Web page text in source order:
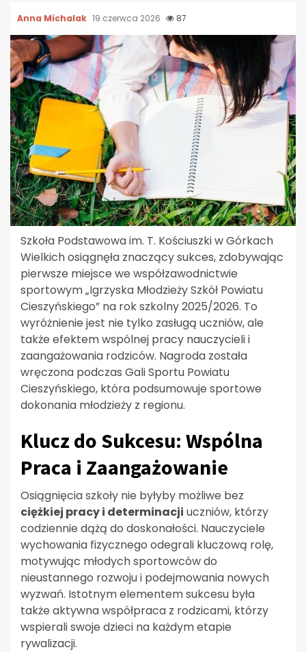
Anna Michalak 19 czerwca 2026 87
Szkoła Podstawowa im. T. Kościuszki w Górkach
Wielkich osiągnęła znaczący sukces, zdobywając
pierwsze miejsce we współzawodnictwie
sportowym „Igrzyska Młodzieży Szkół Powiatu
Cieszyńskiego” na rok szkolny 2025/2026. To
wyróżnienie jest nie tylko zasługą uczniów, ale
także efektem wspólnej pracy nauczycieli i
zaangażowania rodziców. Nagroda została
wręczona podczas Gali Sportu Powiatu
Cieszyńskiego, która podsumowuje sportowe
dokonania młodzieży z regionu.
Klucz do Sukcesu: Wspólna
Praca i Zaangażowanie
Osiągnięcia szkoły nie byłyby możliwe bez
ciężkiej pracy i determinacji uczniów, którzy
codziennie dążą do doskonałości. Nauczyciele
wychowania fizycznego odegrali kluczową rolę,
motywując młodych sportowców do
nieustannego rozwoju i podejmowania nowych
wyzwań. Istotnym elementem sukcesu była
także aktywna współpraca z rodzicami, którzy
wspierali swoje dzieci na każdym etapie
rywalizacji.